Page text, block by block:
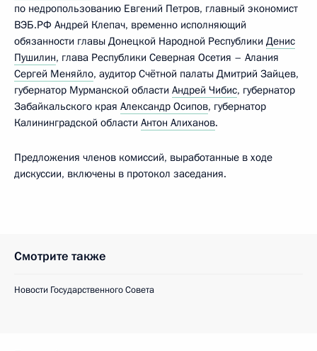
по недропользованию Евгений Петров, главный экономист
ВЭБ.РФ Андрей Клепач, временно исполняющий
обязанности главы Донецкой Народной Республики Денис
Пушилин, глава Республики Северная Осетия – Алания
Сергей Меняйло, аудитор Счётной палаты Дмитрий Зайцев,
губернатор Мурманской области Андрей Чибис, губернатор
Забайкальского края Александр Осипов, губернатор
Калининградской области Антон Алиханов.
Предложения членов комиссий, выработанные в ходе
дискуссии, включены в протокол заседания.
Смотрите также
Новости Государственного Совета